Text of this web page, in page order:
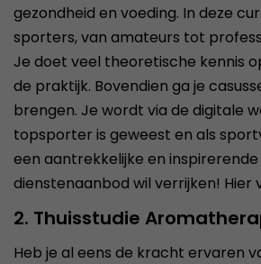
gezondheid en voeding. In deze
sporters, van amateurs tot
Je doet veel theoretische kennis
de praktijk. Bovendien ga je
brengen. Je wordt via de digitale
topsporter is geweest en als
een aantrekkelijke en
dienstenaanbod wil verrijken!
2. Thuisstudie
Heb je al eens de kracht ervaren